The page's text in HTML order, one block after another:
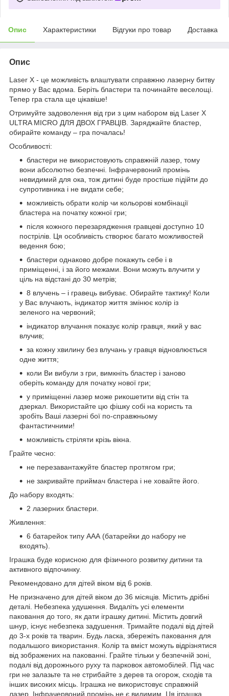
Опис Характеристики Відгуки про товар Доставка
Опис
Laser X - це можливість влаштувати справжню лазерну битву
прямо у Вас вдома. Беріть бластери та починайте веселощі.
Тепер гра стала ще цікавіше!
Отримуйте задоволення від гри з цим набором від Laser X
ULTRA MICRO ДЛЯ ДВОХ ГРАВЦІВ. Заряджайте бластер,
обирайте команду – гра почалась!
Особливості:
бластери не використовують справжній лазер, тому
вони абсолютно безпечні. Інфрачервоний промінь
невидимий для ока, тож дитині буде простіше підійти до
супротивника і не видати себе;
можливість обрати колір чи кольорові комбінації
бластера на початку кожної гри;
після кожного перезарядження гравцеві доступно 10
пострілів. Ця особливість створює багато можливостей
ведення бою;
бластери однаково добре покажуть себе і в
приміщенні, і за його межами. Вони можуть влучити у
ціль на відстані до 30 метрів;
8 влучень – і гравець вибуває. Обирайте тактику! Коли
у Вас влучають, індикатор життя змінює колір із
зеленого на червоний;
індикатор влучання показує колір гравця, який у вас
влучив;
за кожну хвилину без влучань у гравця відновлюється
одне життя;
коли Ви вибули з гри, вимкніть бластер і заново
оберіть команду для початку нової гри;
у приміщенні лазер може рикошетити від стін та
дзеркал. Використайте цю фішку собі на користь та
зробіть Ваші лазерні бої по-справжньому
фантастичними!
можливість стріляти крізь вікна.
Грайте чесно:
не перезавантажуйте бластер протягом гри;
не закривайте приймач бластера і не ховайте його.
До набору входять:
2 лазерних бластери.
Живлення:
6 батарейок типу ААА (батарейки до набору не
входять).
Іграшка буде корисною для фізичного розвитку дитини та
активного відпочинку.
Рекомендовано для дітей віком від 6 років.
Не призначено для дітей віком до 36 місяців. Містить дрібні
деталі. Небезпека удушення. Видаліть усі елементи
паковання до того, як дати іграшку дитині. Містить довгий
шнур, існує небезпека задушення. Тримайте подалі від дітей
до 3-х років та тварин. Будь ласка, збережіть паковання для
подальшого використання. Колір та вміст можуть відрізнятися
від зображених на пакованні. Грайте тільки у безпечній зоні,
подалі від дорожнього руху та парковок автомобілей. Під час
гри не залазьте та не стрибайте з дерев та огорож, сходів та
інших високих місць. Іграшка не використовує справжній
лазер. Інфрачервоний промінь не є видимим. Ця іграшка